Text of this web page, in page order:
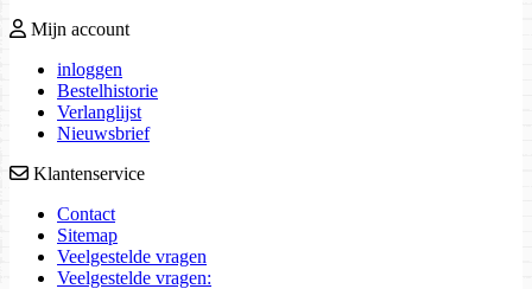
Mijn account
inloggen
Bestelhistorie
Verlanglijst
Nieuwsbrief
Klantenservice
Contact
Sitemap
Veelgestelde vragen
Veelgestelde vragen: